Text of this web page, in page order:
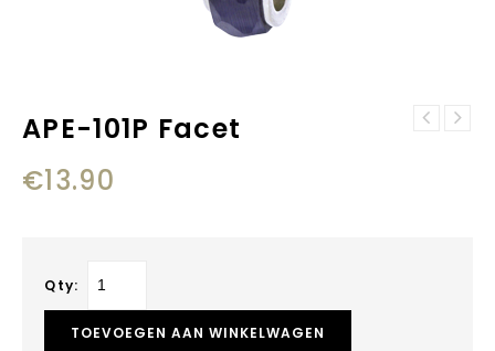
APE-101P Facet
€13.90
Qty:
TOEVOEGEN AAN WINKELWAGEN